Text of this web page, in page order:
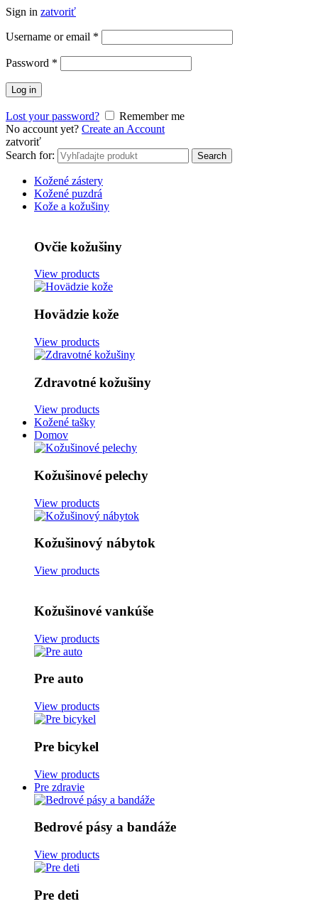
Sign in zatvoriť
Username or email *
Password *
Log in
Lost your password?
Remember me
No account yet? Create an Account
zatvoriť
Search for:
Search
Kožené zástery
Kožené puzdrá
Kože a kožušiny
Ovčie kožušiny
View products
Hovädzie kože
View products
Zdravotné kožušiny
View products
Kožené tašky
Domov
Kožušinové pelechy
View products
Kožušinový nábytok
View products
Kožušinové vankúše
View products
Pre auto
View products
Pre bicykel
View products
Pre zdravie
Bedrové pásy a bandáže
View products
Pre deti